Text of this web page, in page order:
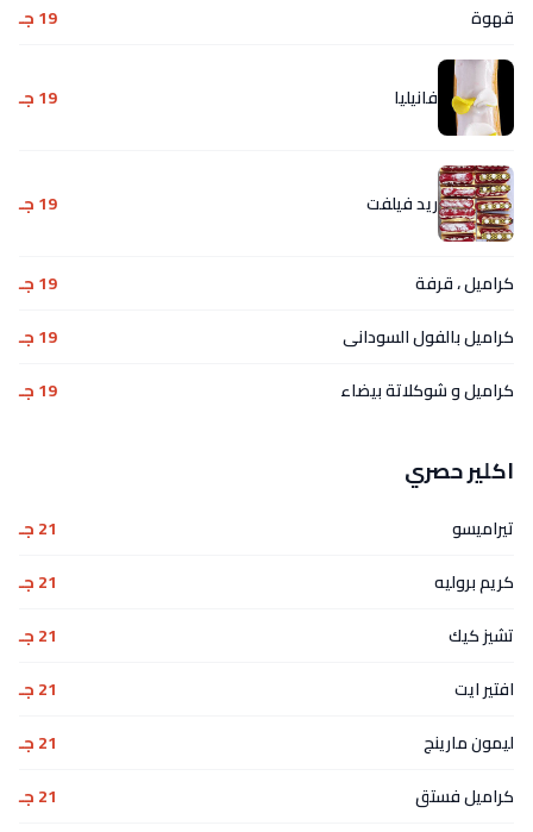
قهوة
19 جـ
فانيليا 19 جـ
ريد فيلفت 19 جـ
كراميل ، قرفة
19 جـ
كراميل بالفول السودانى
19 جـ
كراميل و شوكلاتة بيضاء
19 جـ
اكلير حصري
تيراميسو
21 جـ
كريم بروليه
21 جـ
تشيز كيك
21 جـ
افتير ايت
21 جـ
ليمون مارينج
21 جـ
كراميل فستق
21 جـ